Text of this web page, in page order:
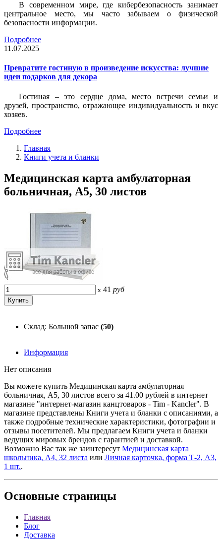
В современном мире, где кибербезопасность занимает
центральное место, мы часто забываем о физической
безопасности информации.
Подробнее
11.07.2025
Превратите гостиную в произведение искусства: лучшие
идеи подарков для декора
Гостиная – это сердце дома, место встречи семьи и
друзей, пространство, отражающее индивидуальность и вкус
хозяев.
Подробнее
Главная
Книги учета и бланки
Медицинская карта амбулаторная
больничная, A5, 30 листов
x 41 руб
Склад: Большой запас (50)
Информация
Нет описания
Вы можете купить Медицинская карта амбулаторная
больничная, A5, 30 листов всего за 41.00 рублей в интернет
магазине "интернет-магазин канцтоваров - Tim - Kancler". В
магазине представлены Книги учета и бланки с описаниями, а
также подробные технические характеристики, фотографии и
отзывы посетителей. Мы предлагаем Книги учета и бланки
ведущих мировых брендов с гарантией и доставкой.
Возможно Вас так же заинтересут Медицинская карта
школьника, A4, 32 листа или Личная карточка, форма Т-2, A3,
1 шт..
Основные страницы
Главная
Блог
Доставка